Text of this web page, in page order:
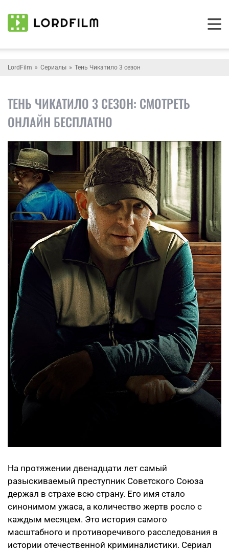
LordFilm Сериалы Тень Чикатило 3 сезон
ТЕНЬ ЧИКАТИЛО 3 СЕЗОН: СМОТРЕТЬ
ОНЛАЙН БЕСПЛАТНО
На протяжении двенадцати лет самый
разыскиваемый преступник Советского Союза
держал в страхе всю страну. Его имя стало
синонимом ужаса, а количество жертв росло с
каждым месяцем. Это история самого
масштабного и противоречивого расследования в
истории отечественной криминалистики. Сериал